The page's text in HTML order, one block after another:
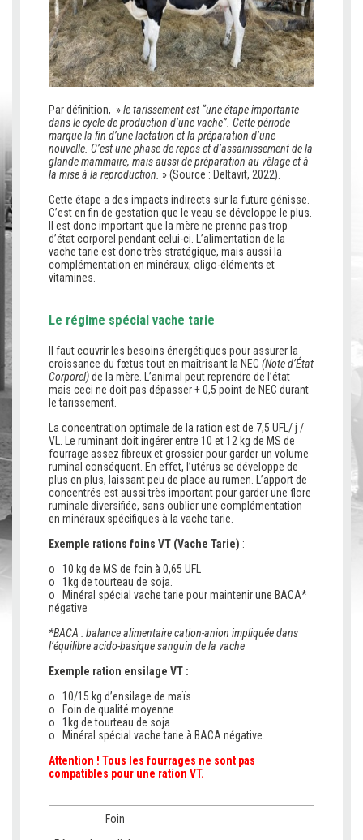
Par définition, »le tarissement est “une étape importante
dans le cycle de production d’une vache”. Cette période
marque la fin d’une lactation et la préparation d’une
nouvelle. C’est une phase de repos et d’assainissement de la
glande mammaire, mais aussi de préparation au vêlage et à
la mise à la reproduction. » (Source : Deltavit, 2022).
Cette étape a des impacts indirects sur la future génisse.
C’est en fin de gestation que le veau se développe le plus.
Il est donc important que la mère ne prenne pas trop
d’état corporel pendant celui-ci. L’alimentation de la
vache tarie est donc très stratégique, mais aussi la
complémentation en minéraux, oligo-éléments et
vitamines.
Le régime spécial vache tarie
Il faut couvrir les besoins énergétiques pour assurer la
croissance du fœtus tout en maîtrisant la NEC (Note d’État
Corporel)de la mère. L’animal peut reprendre de l’état
mais ceci ne doit pas dépasser + 0,5 point de NEC durant
le tarissement.
La concentration optimale de la ration est de 7,5 UFL/ j /
VL. Le ruminant doit ingérer entre 10 et 12 kg de MS de
fourrage assez fibreux et grossier pour garder un volume
ruminal conséquent. En effet, l’utérus se développe de
plus en plus, laissant peu de place au rumen. L’apport de
concentrés est aussi très important pour garder une flore
ruminale diversifiée, sans oublier une complémentation
en minéraux spécifiques à la vache tarie.
Exemple rations foins VT (Vache Tarie) :
o 10 kg de MS de foin à 0,65 UFL
o 1kg de tourteau de soja.
o Minéral spécial vache tarie pour maintenir une BACA*
négative
*BACA : balance alimentaire cation-anion impliquée dans
l’équilibre acido-basique sanguin de la vache
Exemple ration ensilage VT :
o 10/15 kg d’ensilage de maïs
o Foin de qualité moyenne
o 1kg de tourteau de soja
o Minéral spécial vache tarie à BACA négative.
Attention ! Tous les fourrages ne sont pas
compatibles pour une ration VT.
Foin